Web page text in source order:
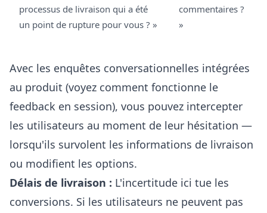
processus de livraison qui a été
un point de rupture pour vous ? »
commentaires ?
»
Avec les enquêtes conversationnelles intégrées
au produit (voyez comment fonctionne le
feedback en session), vous pouvez intercepter
les utilisateurs au moment de leur hésitation —
lorsqu'ils survolent les informations de livraison
ou modifient les options.
Délais de livraison : L'incertitude ici tue les
conversions. Si les utilisateurs ne peuvent pas